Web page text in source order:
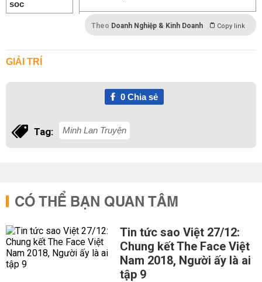
Theo Doanh Nghiệp & Kinh Doanh Copy link
GIẢI TRÍ
0Chia sẻ
Tag: Minh Lan Truyện
CÓ THỂ BẠN QUAN TÂM
Tin tức sao Việt 27/12:
Chung kết The Face Việt
Nam 2018, Người ấy là ai
tập 9